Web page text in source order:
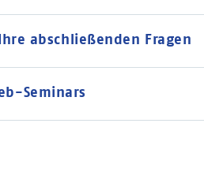
abschließenden Fragen
Seminars